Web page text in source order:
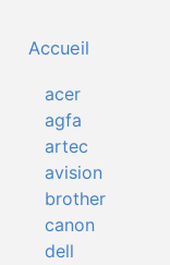
Accueil
acer
agfa
artec
avision
brother
canon
dell